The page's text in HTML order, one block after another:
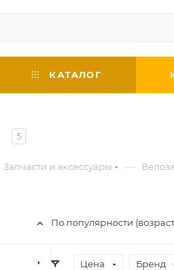
КАТАЛОГ
5
Запчасти и аксессуары —
По популярности
Цена Бренд